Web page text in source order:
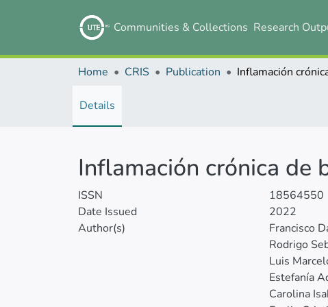
Communities & Collections Research
Home CRIS Publication
Details
Inflamación crónica de
ISSN
18564550
Date Issued
2022
Author(s)
Francisco
Rodrigo
Luis
Estefanía
Carolina